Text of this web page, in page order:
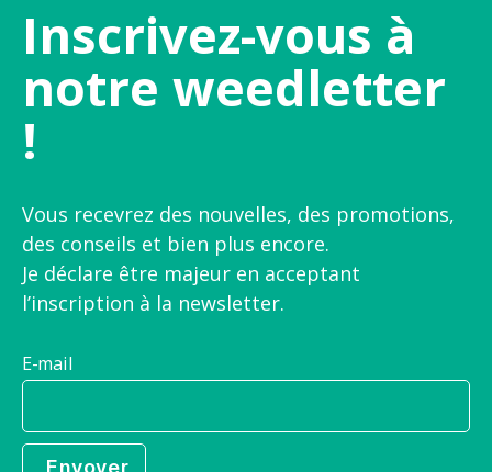
Inscrivez-vous à
notre weedletter
!
Vous recevrez des nouvelles, des promotions,
des conseils et bien plus encore.
Je déclare être majeur en acceptant
l’inscription à la newsletter.
E-mail